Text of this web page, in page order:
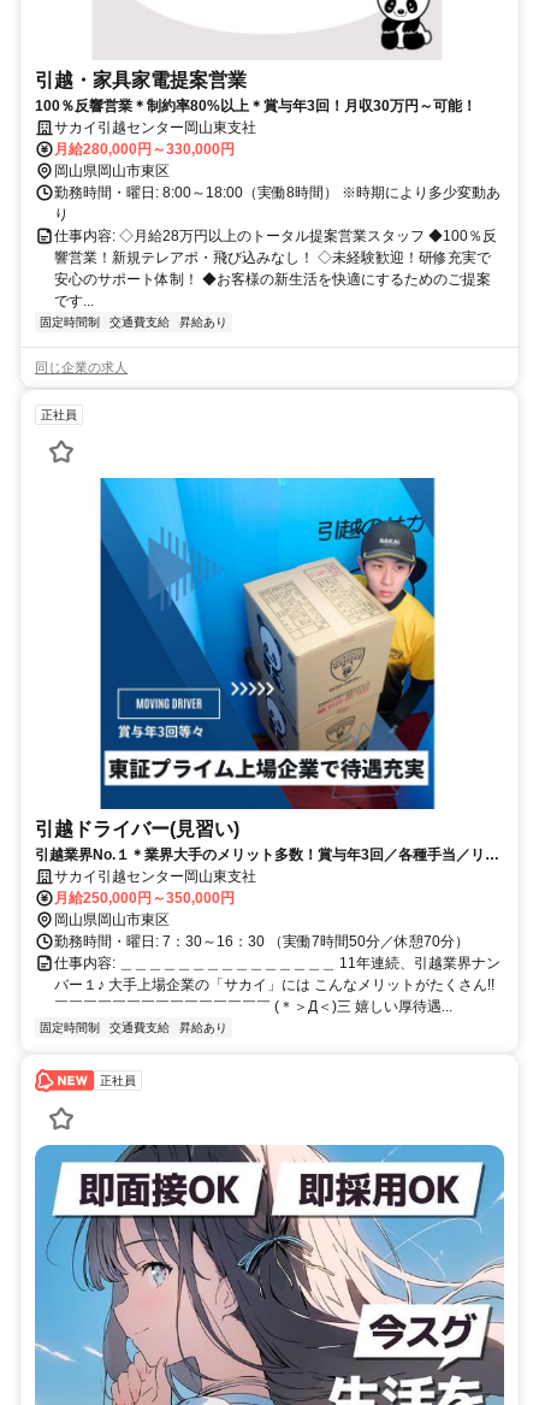
引越・家具家電提案営業
100％反響営業＊制約率80%以上＊賞与年3回！月収30万円～可能！
サカイ引越センター岡山東支社
月給280,000円～330,000円
岡山県岡山市東区
勤務時間・曜日: 8:00～18:00（実働8時間） ※時期により多少変動あ
り
仕事内容: ◇月給28万円以上のトータル提案営業スタッフ ◆100％反
響営業！新規テレアポ・飛び込みなし！ ◇未経験歓迎！研修充実で
安心のサポート体制！ ◆お客様の新生活を快適にするためのご提案
です...
固定時間制 交通費支給 昇給あり
同じ企業の求人
正社員
引越ドライバー(見習い)
引越業界No.１＊業界大手のメリット多数！賞与年3回／各種手当／リフ
レッシュ休暇
サカイ引越センター岡山東支社
月給250,000円～350,000円
岡山県岡山市東区
勤務時間・曜日: 7：30～16：30 （実働7時間50分／休憩70分）
仕事内容: ＿＿＿＿＿＿＿＿＿＿＿＿＿＿＿ 11年連続、引越業界ナン
バー１♪ 大手上場企業の「サカイ」には こんなメリットがたくさん!!
￣￣￣￣￣￣￣￣￣￣￣￣￣￣￣ (＊＞Д＜)三 嬉しい厚待遇...
固定時間制 交通費支給 昇給あり
正社員